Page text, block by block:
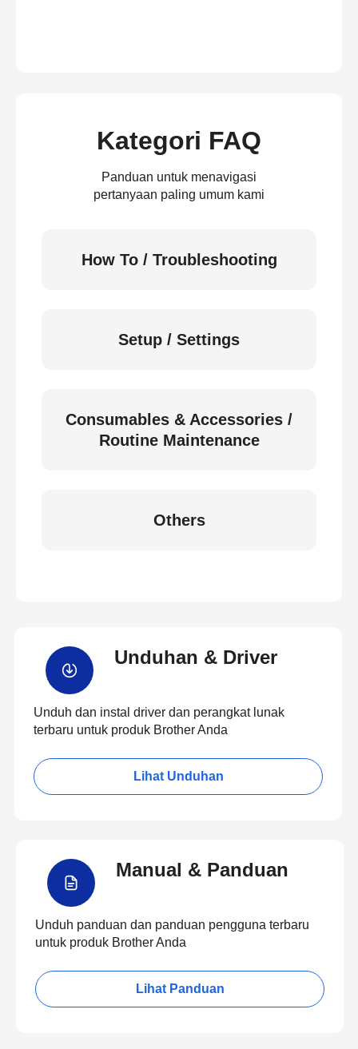
Kategori FAQ
Panduan untuk menavigasi
pertanyaan paling umum kami
How To / Troubleshooting
Setup / Settings
Consumables & Accessories /
Routine Maintenance
Others
Unduhan & Driver
Unduh dan instal driver dan perangkat lunak
terbaru untuk produk Brother Anda
Lihat Unduhan
Manual & Panduan
Unduh panduan dan panduan pengguna terbaru
untuk produk Brother Anda
Lihat Panduan